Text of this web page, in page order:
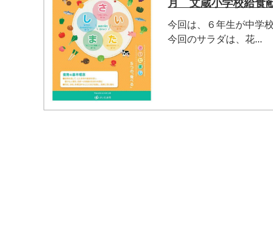
月 文蔵小学校給食
今回は、６年生が中学
今回のサラダは、花...
マイメディア検索